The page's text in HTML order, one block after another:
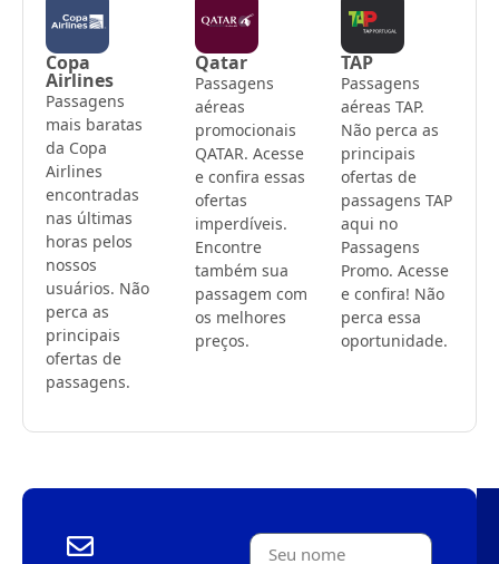
Copa
Airlines
Passagens
mais baratas
da Copa
Airlines
encontradas
nas últimas
horas pelos
nossos
usuários. Não
perca as
principais
ofertas de
passagens.
Qatar
Passagens
aéreas
promocionais
QATAR. Acesse
e confira essas
ofertas
imperdíveis.
Encontre
também sua
passagem com
os melhores
preços.
TAP
Passagens
aéreas TAP.
Não perca as
principais
ofertas de
passagens TAP
aqui no
Passagens
Promo. Acesse
e confira! Não
perca essa
oportunidade.